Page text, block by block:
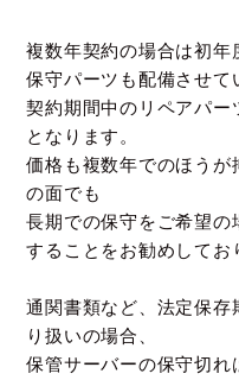
複数年契約の場合は初年
保守パーツも配備させて
契約期間中のリペアパー
となります。
価格も複数年でのほうが
の面でも
長期での保守をご希望の
することをお勧めしてお
通関書類など、法定保存
り扱いの場合、
保管サーバーの保守切れ